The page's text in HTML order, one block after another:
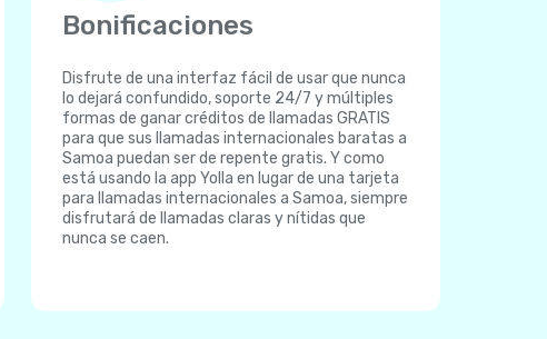
Bonificaciones
Disfrute de una interfaz fácil de usar que nunca
lo dejará confundido, soporte 24/7 y múltiples
formas de ganar créditos de llamadas GRATIS
para que sus llamadas internacionales baratas a
Samoa puedan ser de repente gratis. Y como
está usando la app Yolla en lugar de una tarjeta
para llamadas internacionales a Samoa, siempre
disfrutará de llamadas claras y nítidas que
nunca se caen.